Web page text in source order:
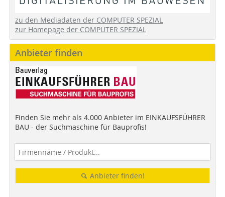
zu den Mediadaten der COMPUTER SPEZIAL
zur Homepage der COMPUTER SPEZIAL
Anbieter finden
Finden Sie mehr als 4.000 Anbieter im EINKAUFSFÜHRER
BAU - der Suchmaschine für Bauprofis!
Anbieter finden!